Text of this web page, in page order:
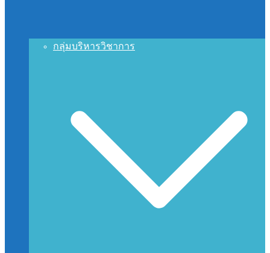
กลุ่มบริหารวิชาการ